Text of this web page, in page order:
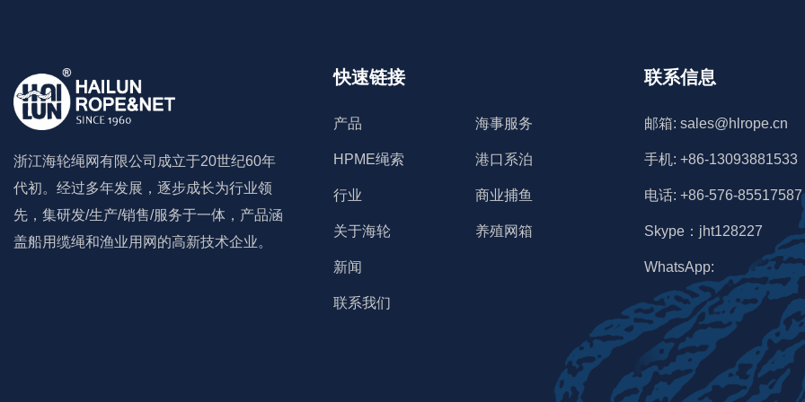
铅芯组合绳
尼龙(PA)无结网
涤纶(PET)无结网
浙江海轮绳网有限公司成立于20世纪60年
代初。经过多年发展，逐步成长为行业领
先，集研发/生产/销售/服务于一体，产品涵
盖船用缆绳和渔业用网的高新技术企业。
快速链接
产品
HPME绳索
行业
关于海轮
新闻
联系我们
海事服务
港口系泊
商业捕鱼
养殖网箱
联系信息
邮箱: sales@hlrope.cn
手机: +86-13093881533
电话: +86-576-85517587
Skype：jht128227
WhatsApp: